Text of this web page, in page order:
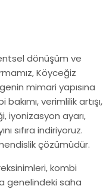
dönüşüm ve
Köyceğiz
mimari yapısına
verimlilik artışı,
iyonizasyon ayarı,
sıfıra indiriyoruz.
çözümüdür.
kombi
genelindeki saha